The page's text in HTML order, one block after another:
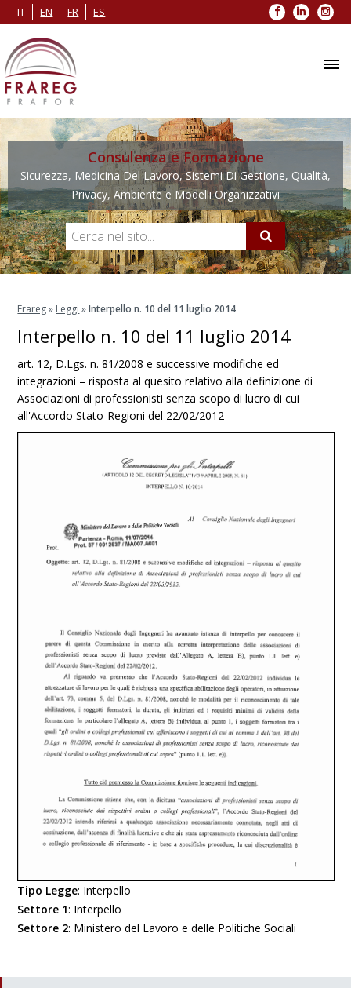
IT EN FR ES Facebook
LinkedIn
Consulenza e Formazione
Sicurezza, Medicina Del Lavoro, Sistemi Di Gestione, Qualità,
Privacy, Ambiente e Modelli Organizzativi
Frareg» Leggi »Interpello n. 10 del 11 luglio 2014
Interpello n. 10 del 11 luglio 2014
art. 12, D.Lgs. n. 81/2008 e successive modifiche ed
integrazioni – risposta al quesito relativo alla definizione di
Associazioni di professionisti senza scopo di lucro di cui
all'Accordo Stato-Regioni del 22/02/2012
Tipo Legge: Interpello
Settore 1: Interpello
Settore 2: Ministero del Lavoro e delle Politiche Sociali